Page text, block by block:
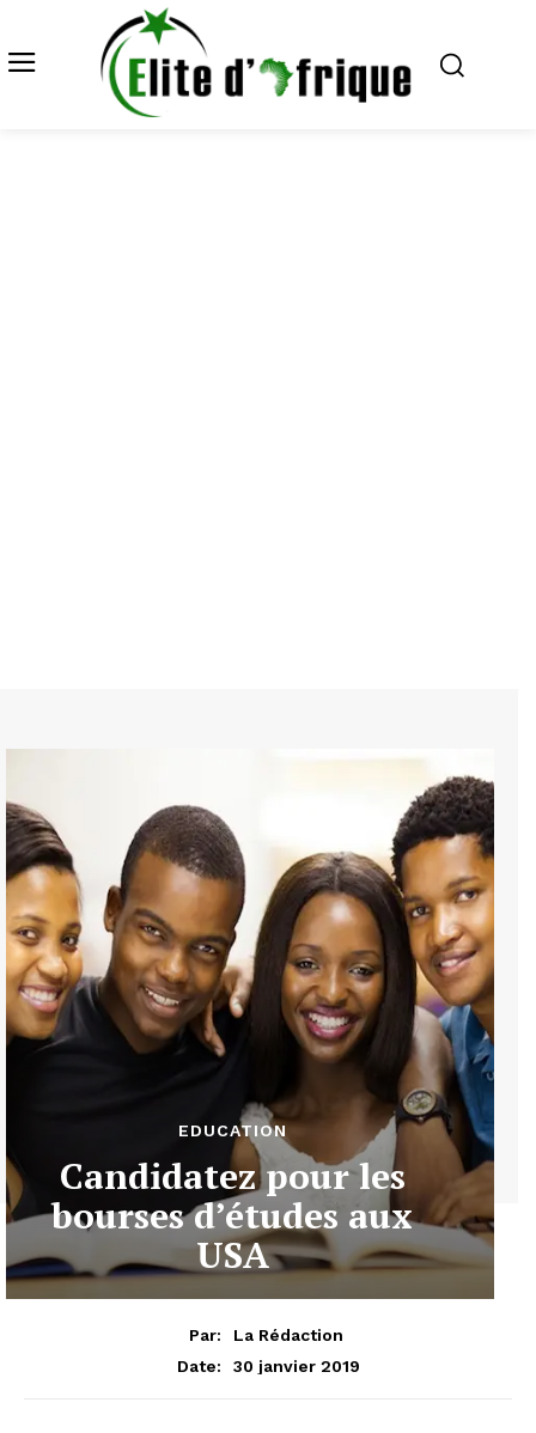
EDUCATION
Candidatez pour les
bourses d’études aux
USA
Par:
La Rédaction
Date:
30 janvier 2019